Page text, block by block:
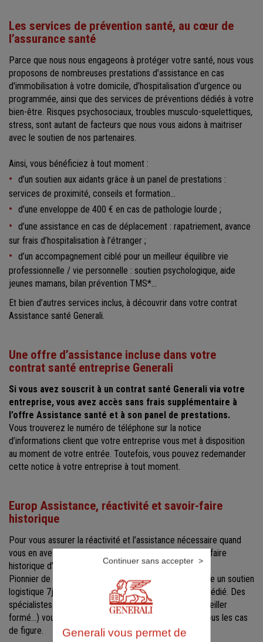
Les services de prévention santé, au cœur de
l’assurance santé
Parce que nous nous engageons à protéger votre santé, nous vous
proposons de nombreuses prestations d’assistance en cas
d'immobilisation à votre domicile, d’hospitalisation d’urgence ou
programmée, ainsi que des services de préventions dédiés à votre
bien-être. Risques psychosociaux, troubles musculo-squelettiques,
stress, sont autant de facteurs que nous vous aidons à maitriser
avec le soutien de nos partenaires.
Ainsi, vous bénéficiez à tout moment :
d’un soutien aux aidants grâce à un panel de prestations :
services de proximité, conseils et formation…
d’une enveloppe de 400 € en cas de pathologie lourde ;
d’une assistance en cas de déplacement : rapatriement, avance
sur frais d’hospitalisation à l’étranger ;
d’un accompagnement ciblé pour un meilleur équilibre vie
professionnelle / vie personnelle : soutien psychologique, aide
jeunes mamans, bilan prévention TMS*…
Et bien d’autres services inclus, à découvrir dans votre contrat
Assistance santé Generali.
Une offre d’assistance incluse dans votre
contrat santé entreprise Generali
Si vous avez souscrit à un contrat santé Generali via votre
entreprise, vous avez accès sans frais supplémentaire à
l’offre Assistance santé et à son panel de prestations.
Vous trouverez le numéro de téléphone sur la notice
d’informations client que votre entreprise vous met à disposition
au moment de votre entrée. Toutefois, vous pouvez redemander
cette notice à votre entreprise à tout moment.
Europ Assistance, réactivité et savoir-faire
historique
Pour vous assurer la réactivité et l’assistance nécessaire quand
vous en avez besoin, nous nous appuyons sur le savoir-faire
historique d’Europ Assistance.
Pionnier de l’assistance, Europ Assistance vous propose un soutien
logistique 7j/7 et 24h/24 via un numéro de téléphone dédié. Des
spécialistes (assistantes sociales, infirmières, téléconseiller
formé…) vous accompagnent à tout moment et dans tous les cas
de figure.
Generali vous permet de
Continuer sans accepter